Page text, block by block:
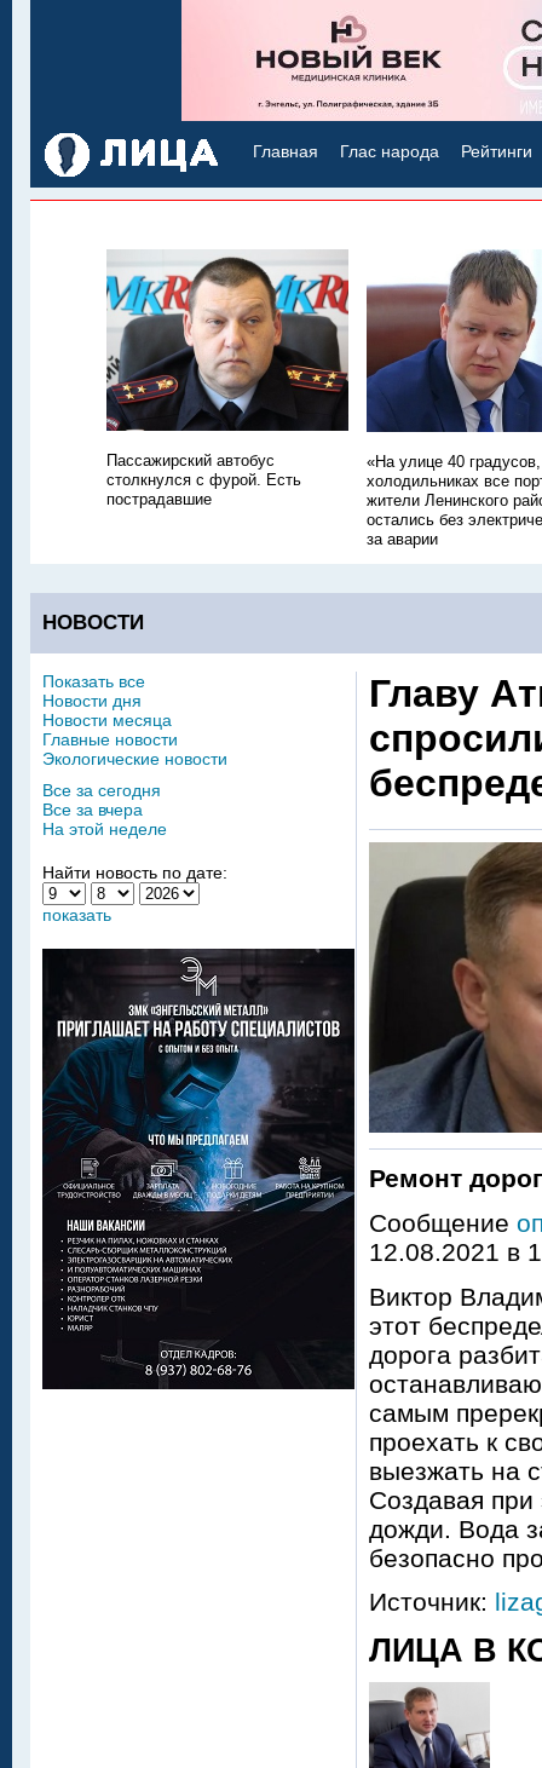
Главная Глас народа Рейтинги
Пассажирский автобус
столкнулся с фурой. Есть
пострадавшие
«На улице 40
холодильниках все
жители Ленинского
остались без
за аварии
НОВОСТИ
Главу
Ремонт дорог
Сообщение
12.08.2021 в
Виктор
этот
дорога
самым
проехать к
выезжать на
Создавая
дожди. Вода
безопасно
Источник:
ЛИЦА В
Показать все
Новости дня
Новости месяца
Главные новости
Экологические новости
Все за сегодня
Все за вчера
На этой неделе
Найти новость по дате:
показать